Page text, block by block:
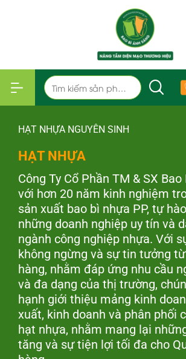
Tìm
kiếm:
HẠT NHỰA NGUYÊN SINH
HẠT NHỰA
Công Ty Cổ Phần TM & SX Bao
với hơn 20 năm kinh nghiệm
sản xuất bao bì nhựa PP, tự
những doanh nghiệp uy tín và
ngành công nghiệp nhựa. Với
không ngừng và sự tin tưởng
hàng, nhằm đáp ứng nhu cầu
và đa dạng của thị trường,
hạnh giới thiệu mảng kinh
xuất, kinh doanh và phân phối
hạt nhựa, nhằm mang lại
tăng và sự tiện lợi tối đa cho